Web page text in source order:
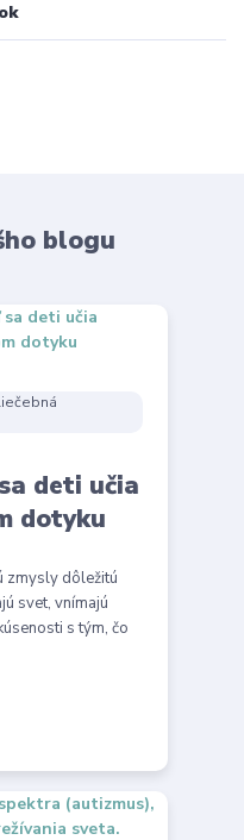
blogu
deti učia
dotyku
zmysly dôležitú
svet, vnímajú
s tým, čo